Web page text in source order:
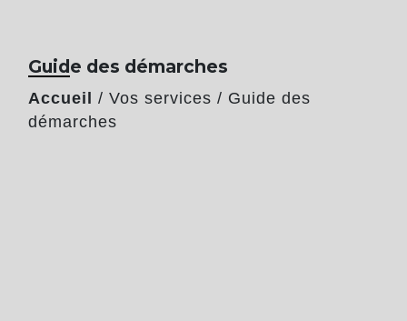
Guide des démarches
Accueil / Vos services / Guide des
démarches